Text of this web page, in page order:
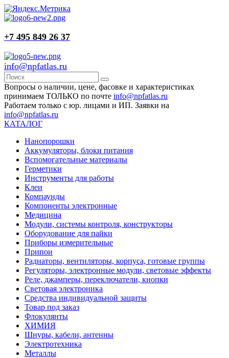
+7 495 849 26 37
info@npfatlas.ru
Вопросы о наличии, цене, фасовке и характеристиках
принимаем ТОЛЬКО по почте info@npfatlas.ru
Работаем только с юр. лицами и ИП. Заявки на
info@npfatlas.ru
КАТАЛОГ
Нанопорошки
Аккумуляторы, блоки питания
Вспомогательные материалы
Герметики
Инструменты для работы
Клеи
Компаунды
Компоненты электронные
Медицина
Модули, системы контроля, конструкторы
Оборудование для пайки
Приборы измерительные
Припои
Радиаторы, вентиляторы, корпуса, готовые группы
Регуляторы, электронные модули, световые эффекты
Реле, джамперы, переключатели, кнопки
Световая электроника
Средства индивидуальной защиты
Товар под заказ
Флокулянты
ХИМИЯ
Шнуры, кабели, антенны
Электротехника
Металлы